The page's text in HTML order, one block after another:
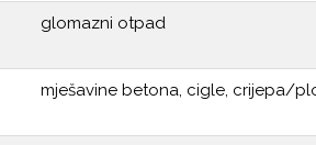
glomazni otpad
mješavine betona, cigle, crijepa/